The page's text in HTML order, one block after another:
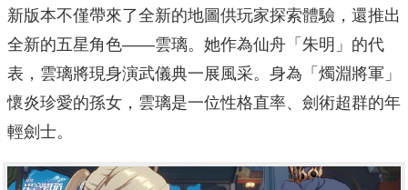
新版本不僅帶來了全新的地圖供玩家探索體驗，還推出
全新的五星角色——雲璃。她作為仙舟「朱明」的代
表，雲璃將現身演武儀典一展風采。身為「燭淵將軍」
懷炎珍愛的孫女，雲璃是一位性格直率、劍術超群的年
輕劍士。